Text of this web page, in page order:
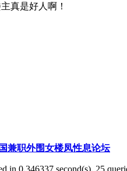
真是好人啊！
兼职外围女楼凤性息论坛
in 0.346337 second(s), 25